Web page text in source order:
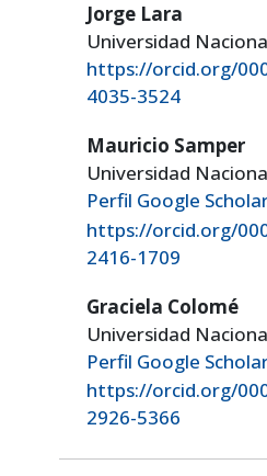
Jorge Lara
Universidad
https://orcid.org/
4035-3524
Mauricio Samper
Universidad
Perfil Google
https://orcid.org/
2416-1709
Graciela Colomé
Universidad
Perfil Google
https://orcid.org/
2926-5366